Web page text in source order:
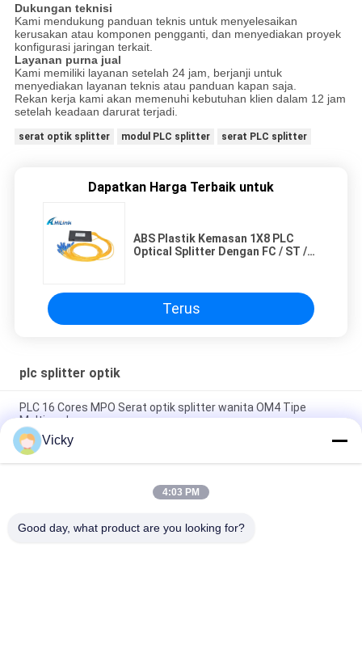
Dukungan teknisi
Kami mendukung panduan teknis untuk menyelesaikan
kerusakan atau komponen pengganti, dan menyediakan proyek
konfigurasi jaringan terkait.
Layanan purna jual
Kami memiliki layanan setelah 24 jam, berjanji untuk
menyediakan layanan teknis atau panduan kapan saja.
Rekan kerja kami akan memenuhi kebutuhan klien dalam 12 jam
setelah keadaan darurat terjadi.
serat optik splitter modul PLC splitter serat PLC splitter
Dapatkan Harga Terbaik untuk
ABS Plastik Kemasan 1X8 PLC
Optical Splitter Dengan FC / ST /
Terus
plc splitter optik
PLC 16 Cores MPO Serat optik splitter wanita OM4 Tipe
Multimode
1U Rack Chassis Single Mode PLC Optical Splitter 1X64 SC
Konektor APC
Kabel Patch Cord 5M LC/UPC ke LC/UPC 2.0mm Dupleks Multi-
Vicky
4:03 PM
Good day, what product are you looking for?